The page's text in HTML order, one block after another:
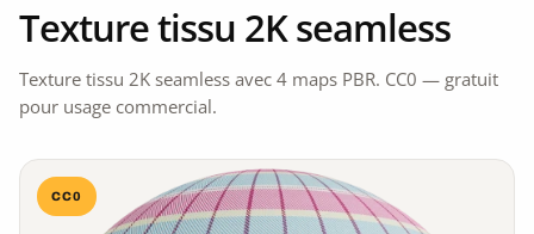
Texture tissu 2K seamless
Texture tissu 2K seamless avec 4 maps PBR. CC0 — gratuit
pour usage commercial.
CC0